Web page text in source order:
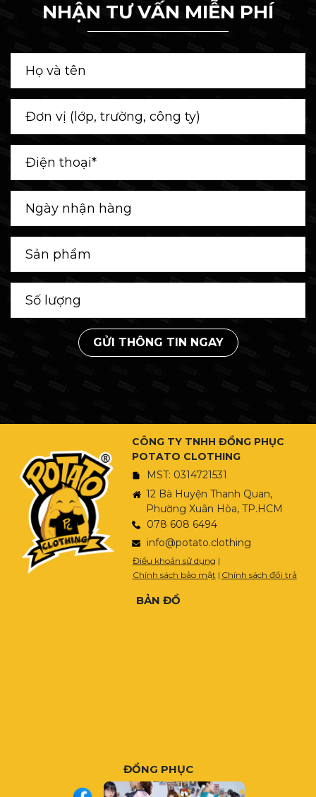
NHẬN TƯ VẤN MIỄN PHÍ
GỬI THÔNG TIN NGAY
CÔNG TY TNHH ĐỒNG PHỤC
POTATO CLOTHING
MST: 0314721531
12 Bà Huyện Thanh Quan,
Phường Xuân Hòa, TP.HCM
078 608 6494
info@potato.clothing
Điều khoản sử dụng |
Chính sách bảo mật | Chính sách đổi trả
BẢN ĐỒ
ĐỒNG PHỤC